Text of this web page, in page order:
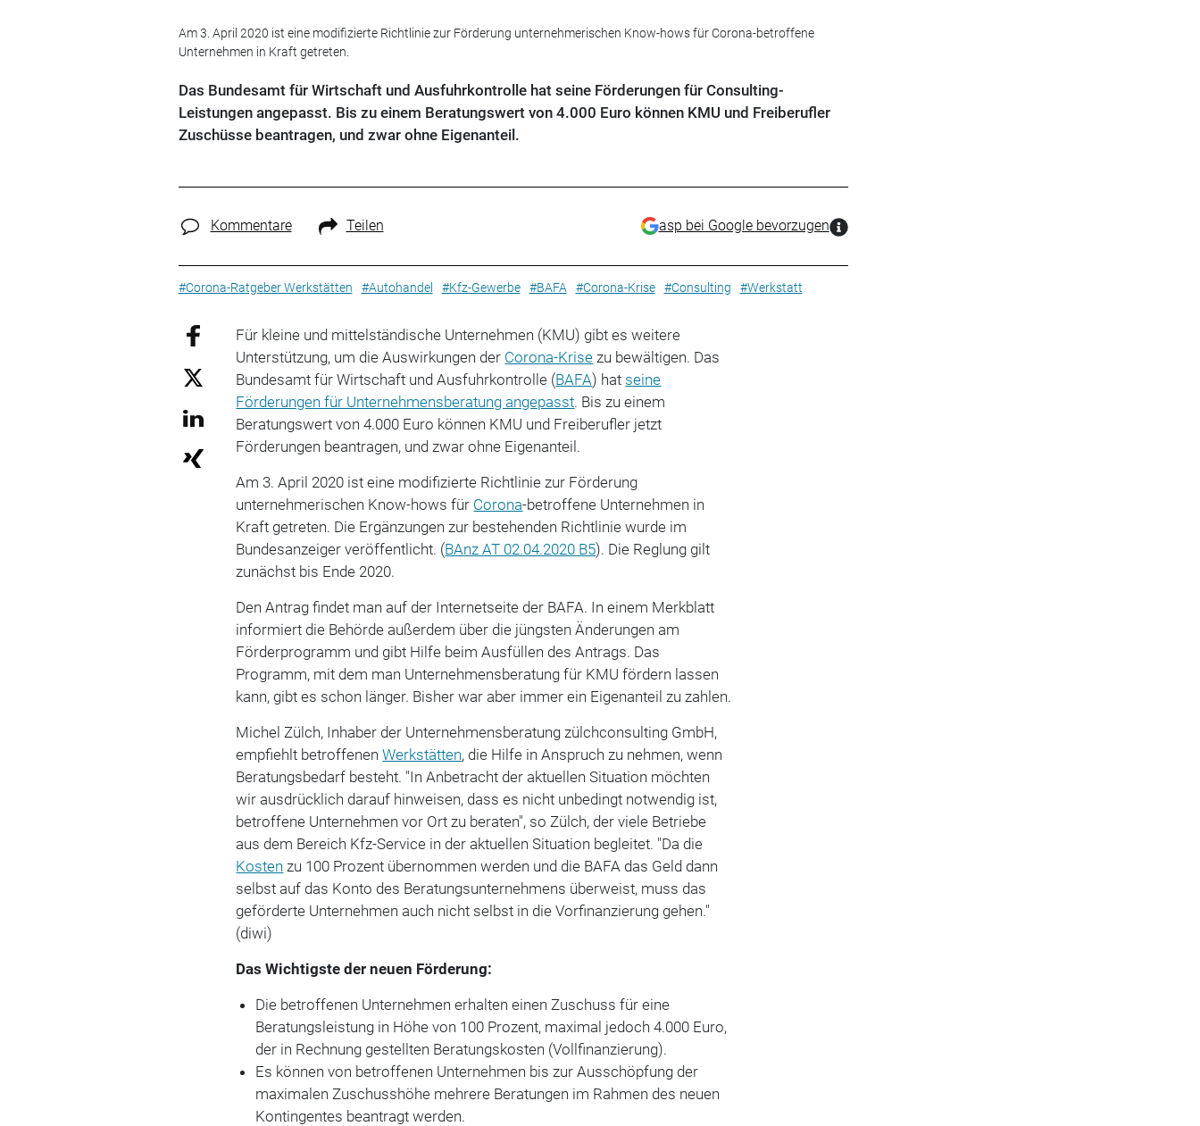
Am 3. April 2020 ist eine modifizierte Richtlinie zur Förderung unternehmerischen Know-hows für Corona-betroffene
Unternehmen in Kraft getreten.
Das Bundesamt für Wirtschaft und Ausfuhrkontrolle hat seine Förderungen für Consulting-
Leistungen angepasst. Bis zu einem Beratungswert von 4.000 Euro können KMU und Freiberufler
Zuschüsse beantragen, und zwar ohne Eigenanteil.
Kommentare Teilen asp bei Google bevorzugen
#Corona-Ratgeber Werkstätten #Autohandel #Kfz-Gewerbe #BAFA #Corona-Krise #Consulting #Werkstatt
Für kleine und mittelständische Unternehmen (KMU) gibt es weitere
Unterstützung, um die Auswirkungen der Corona-Krise zu bewältigen. Das
Bundesamt für Wirtschaft und Ausfuhrkontrolle (BAFA) hat seine
Förderungen für Unternehmensberatung angepasst. Bis zu einem
Beratungswert von 4.000 Euro können KMU und Freiberufler jetzt
Förderungen beantragen, und zwar ohne Eigenanteil.
Am 3. April 2020 ist eine modifizierte Richtlinie zur Förderung
unternehmerischen Know-hows für Corona-betroffene Unternehmen in
Kraft getreten. Die Ergänzungen zur bestehenden Richtlinie wurde im
Bundesanzeiger veröffentlicht. (BAnz AT 02.04.2020 B5). Die Reglung gilt
zunächst bis Ende 2020.
Den Antrag findet man auf der Internetseite der BAFA. In einem Merkblatt
informiert die Behörde außerdem über die jüngsten Änderungen am
Förderprogramm und gibt Hilfe beim Ausfüllen des Antrags. Das
Programm, mit dem man Unternehmensberatung für KMU fördern lassen
kann, gibt es schon länger. Bisher war aber immer ein Eigenanteil zu zahlen.
Michel Zülch, Inhaber der Unternehmensberatung zülchconsulting GmbH,
empfiehlt betroffenenWerkstätten, die Hilfe in Anspruch zu nehmen, wenn
Beratungsbedarf besteht. "In Anbetracht der aktuellen Situation möchten
wir ausdrücklich darauf hinweisen, dass es nicht unbedingt notwendig ist,
betroffene Unternehmen vor Ort zu beraten", so Zülch, der viele Betriebe
aus dem Bereich Kfz-Service in der aktuellen Situation begleitet. "Da die
Kosten zu 100 Prozent übernommen werden und die BAFA das Geld dann
selbst auf das Konto des Beratungsunternehmens überweist, muss das
geförderte Unternehmen auch nicht selbst in die Vorfinanzierung gehen."
(diwi)
Das Wichtigste der neuen Förderung:
Die betroffenen Unternehmen erhalten einen Zuschuss für eine
Beratungsleistung in Höhe von 100 Prozent, maximal jedoch 4.000 Euro,
der in Rechnung gestellten Beratungskosten (Vollfinanzierung).
Es können von betroffenen Unternehmen bis zur Ausschöpfung der
maximalen Zuschusshöhe mehrere Beratungen im Rahmen des neuen
Kontingentes beantragt werden.